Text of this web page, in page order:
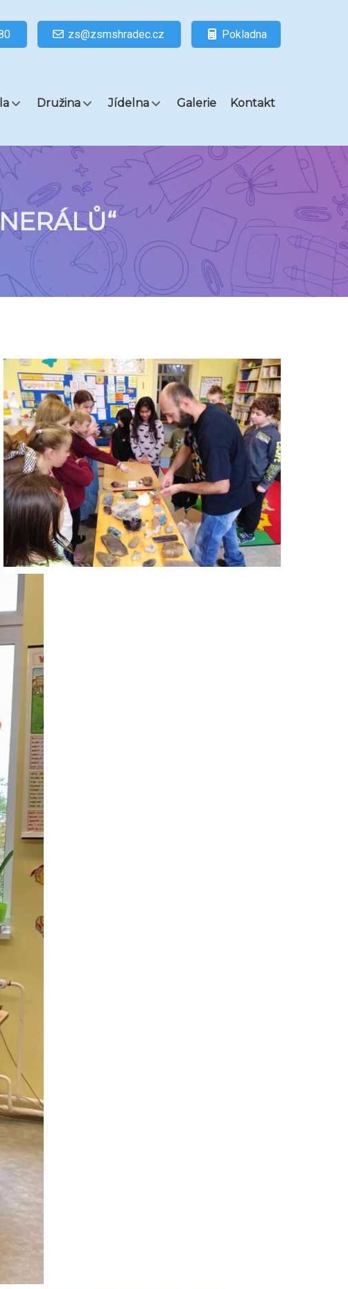
zs@zsmshradec.cz Pokladna
Družina Jídelna Galerie Kontakt